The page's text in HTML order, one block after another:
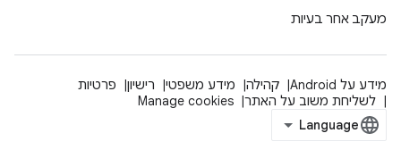
מעקב אחר בעיות
מידע על Android קהילה מידע משפטי רישיון
פרטיות
לשליחת משוב על האתר
Manage cookies